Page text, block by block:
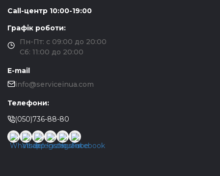
Call-центр 10:00-19:00
Графік роботи:
Пн-Пт: с 09:00 до 20:00
Сб: 11:00 до 20:00
E-mail
info@serviceinua.com
Телефони:
(050)736-88-80